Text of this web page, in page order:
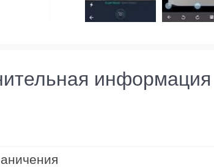
информация